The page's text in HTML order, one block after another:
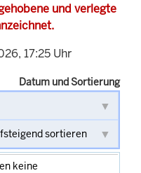
und verlegte
17:25 Uhr
Datum und Sortierung
keine